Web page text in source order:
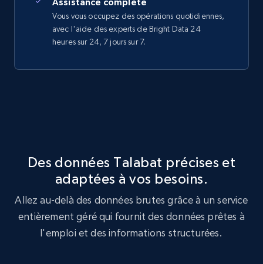
Vous vous occupez des opérations quotidiennes,
avec l'aide des experts de Bright Data 24
heures sur 24, 7 jours sur 7.
Des données Talabat précises et
adaptées à vos besoins.
Allez au-delà des données brutes grâce à un service
entièrement géré qui fournit des données prêtes à
l'emploi et des informations structurées.